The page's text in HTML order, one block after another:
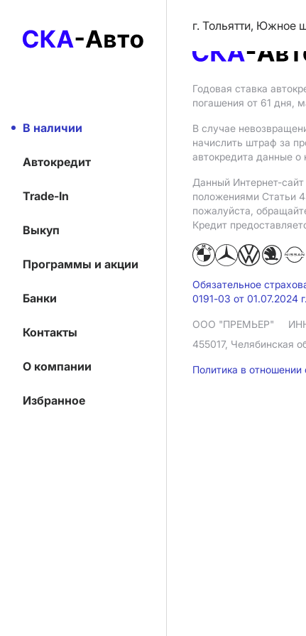
В наличии
Автокредит
Trade-In
Выкуп
Программы и акции
Банки
Контакты
О компании
Избранное
г. Тольятти, Южное
Годовая ставка
погашения от 61 дня,
В случае
начислить штраф за
автокредита данные о
Данный Интернет-
положениями Статьи
пожалуйста,
Кредит
Обязательное
0191-03 от 01.07.2024 г.
ООО "ПРЕМЬЕР"
455017, Челябинская
Политика в